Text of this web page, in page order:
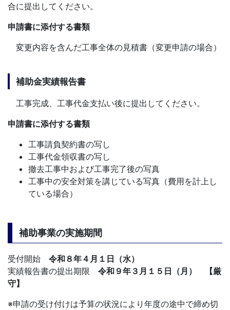
合に提出してください。
申請書に添付する書類
変更内容を含んだ工事全体の見積書（変更申請の場合）
補助金実績報告書
工事完成、工事代金支払い後に提出してください。
申請書に添付する書類
工事請負契約書の写し
工事代金領収書の写し
撤去工事中および工事完了後の写真
工事中の安全対策を講じている写真（費用を計上し
ている場合）
補助事業の実施期間
受付開始 令和８年４月１日（水）
実績報告書の提出期限 令和９年３月１５日（月） 【厳
守】
※申請の受け付けは予算の状況により年度の途中で締め切